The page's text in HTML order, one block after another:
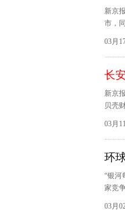
新京
市，
03月
长
新京
贝壳
03月
环
“银河
家竞
03月